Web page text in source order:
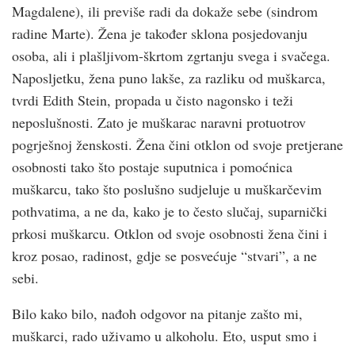
Magdalene), ili previše radi da dokaže sebe (sindrom
radine Marte). Žena je također sklona posjedovanju
osoba, ali i plašljivom-škrtom zgrtanju svega i svačega.
Naposljetku, žena puno lakše, za razliku od muškarca,
tvrdi Edith Stein, propada u čisto nagonsko i teži
neposlušnosti. Zato je muškarac naravni protuotrov
pogrješnoj ženskosti. Žena čini otklon od svoje pretjerane
osobnosti tako što postaje suputnica i pomoćnica
muškarcu, tako što poslušno sudjeluje u muškarčevim
pothvatima, a ne da, kako je to često slučaj, suparnički
prkosi muškarcu. Otklon od svoje osobnosti žena čini i
kroz posao, radinost, gdje se posvećuje “stvari”, a ne
sebi.
Bilo kako bilo, nađoh odgovor na pitanje zašto mi,
muškarci, rado uživamo u alkoholu. Eto, usput smo i